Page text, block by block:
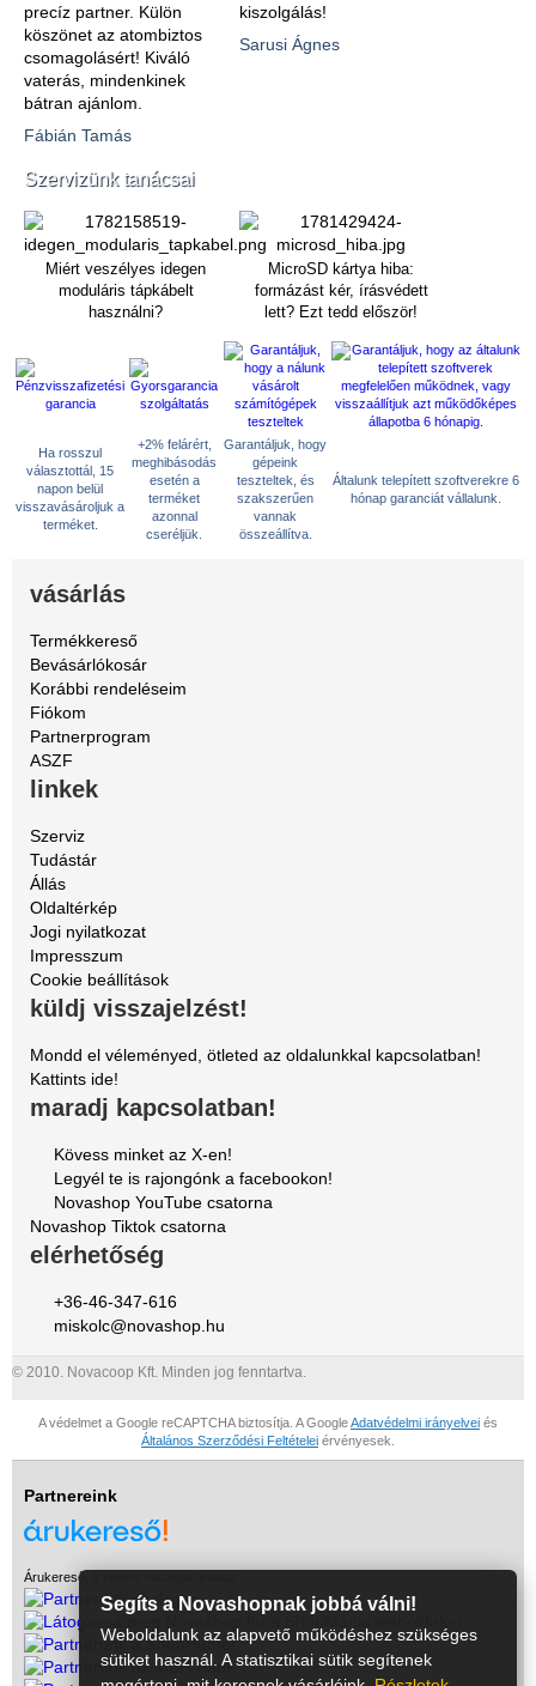
precíz partner. Külön
köszönet az atombiztos
csomagolásért! Kiváló
vaterás, mindenkinek
bátran ajánlom.
Fábián Tamás
kiszolgálás!
Sarusi Ágnes
Szervizünk tanácsai
Miért veszélyes idegen
moduláris tápkábelt
használni?
MicroSD kártya hiba:
formázást kér, írásvédett
lett? Ezt tedd először!
Ha rosszul
választottál, 15
napon belül
visszavásároljuk a
terméket.
+2% felárért,
meghibásodás
esetén a
terméket
azonnal
cseréljük.
Garantáljuk, hogy
gépeink
teszteltek, és
szakszerűen
vannak
összeállítva.
Általunk telepített szoftverekre 6
hónap garanciát vállalunk.
vásárlás
Termékkereső
Bevásárlókosár
Korábbi rendeléseim
Fiókom
Partnerprogram
ASZF
linkek
Szerviz
Tudástár
Állás
Oldaltérkép
Jogi nyilatkozat
Impresszum
Cookie beállítások
küldj visszajelzést!
Mondd el véleményed, ötleted az oldalunkkal kapcsolatban!
Kattints ide!
maradj kapcsolatban!
Kövess minket az X-en!
Legyél te is rajongónk a facebookon!
Novashop YouTube csatorna
Novashop Tiktok csatorna
elérhetőség
+36-46-347-616
miskolc@novashop.hu
© 2010. Novacoop Kft. Minden jog fenntartva.
A védelmet a Google reCAPTCHA biztosítja. A GoogleAdatvédelmi irányelvei és
Általános Szerződési Feltételei érvényesek.
Partnereink
Árukereső, a hiteles vásárlási kalauz
Segíts a Novashopnak jobbá válni!
Weboldalunk az alapvető működéshez szükséges
sütiket használ. A statisztikai sütik segítenek